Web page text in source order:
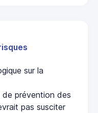
sur la
de prévention des
pas susciter